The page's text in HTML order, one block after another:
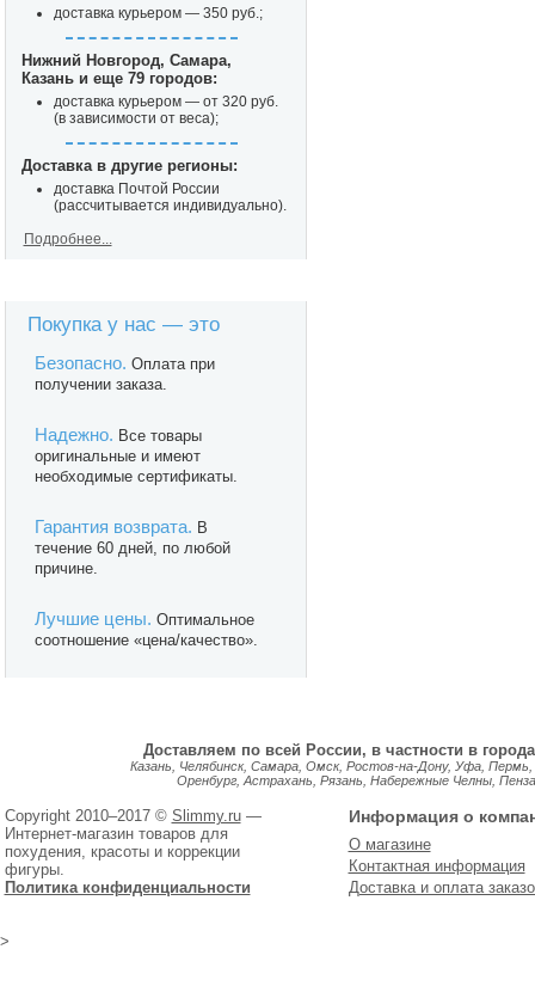
доставка курьером — 350 руб.;
Нижний Новгород, Самара,
Казань и еще 79 городов:
доставка курьером — от 320 руб.
(в зависимости от веса);
Доставка в другие регионы:
доставка Почтой России
(рассчитывается индивидуально).
Подробнее...
Покупка у нас — это
Безопасно. Оплата при
получении заказа.
Надежно. Все товары
оригинальные и имеют
необходимые сертификаты.
Гарантия возврата. В
течение 60 дней, по любой
причине.
Лучшие цены. Оптимальное
соотношение «цена/качество».
Доставляем по всей России, в частности в
Казань, Челябинск, Самара, Омск, Ростов-на-Дону, Уфа,
Оренбург, Астрахань, Рязань, Набережные Челны,
Copyright 2010–2017 © Slimmy.ru—
Интернет-магазин товаров для
похудения, красоты и коррекции
фигуры.
Политика конфиденциальности
Информация о
О магазине
Контактная информация
Доставка и оплата
>